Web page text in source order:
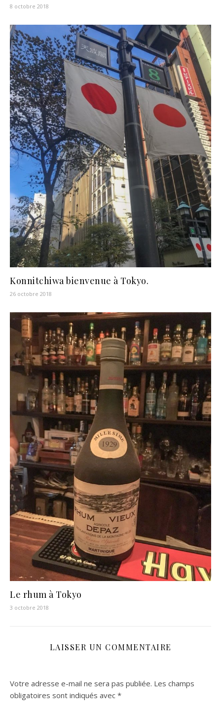
8 octobre 2018
Konnitchiwa bienvenue à Tokyo.
26 octobre 2018
Le rhum à Tokyo
3 octobre 2018
LAISSER UN COMMENTAIRE
Votre adresse e-mail ne sera pas publiée. Les champs
obligatoires sont indiqués avec *